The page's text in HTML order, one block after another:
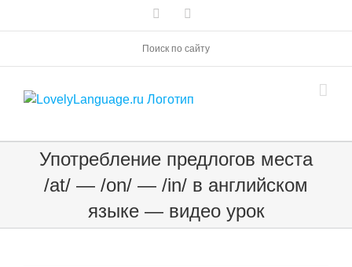
Поиск по сайту
Употребление предлогов места
/at/ — /on/ — /in/ в английском
языке — видео урок